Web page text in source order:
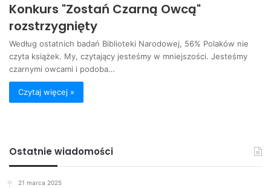
Konkurs "Zostań Czarną Owcą"
rozstrzygnięty
Według ostatnich badań Biblioteki Narodowej, 56% Polaków nie
czyta książek. My, czytający jesteśmy w mniejszości. Jesteśmy
czarnymi owcami i podoba…
Czytaj więcej »
Ostatnie wiadomości
21 marca 2025